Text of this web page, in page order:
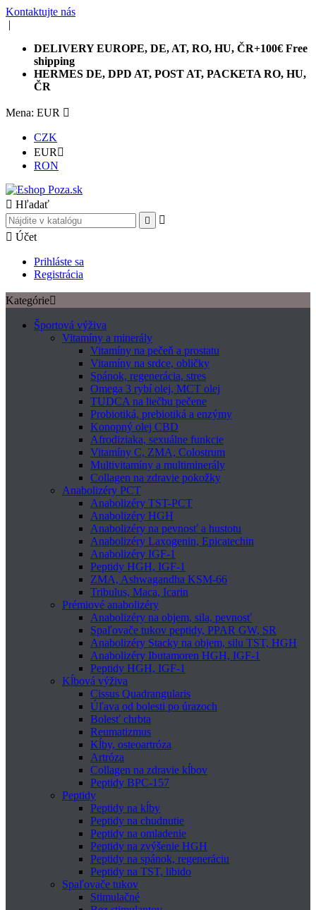
Kontaktujte nás
|
DELIVERY EUROPE, DE, AT, RO, HU, ČR+100€ Free
shipping
HERMES DE, DPD AT, POST AT, PACKETA RO, HU,
ČR
Mena: EUR 
CZK
EUR 
RON
 Hľadať


 Účet
Prihláste sa
Registrácia
Kategórie
Športová výživa
Vitamíny a minerály
Vitamíny na pečeň a prostatu
Vitamíny na srdce, obličky
Spánok, regenerácia, stres
Omega 3 rybí olej, MCT olej
TUDCA na liečbu pečene
Probiotiká, prebiotiká a enzýmy
Konopný olej CBD
Afrodiziaka, sexuálne funkcie
Vitamíny C, ZMA, Colostrum
Multivitamíny a multiminerály
Collagen na zdravie pokožky
Anabolizéry PCT
Anabolizéry TST-PCT
Anabolizéry HGH
Anabolizéry na pevnosť a hustotu
Anabolizéry Laxogenin, Epicatechin
Anabolizéry IGF-1
Peptidy HGH, IGF-1
ZMA, Ashwagandha KSM-66
Tribulus, Maca, Icarin
Prémiové anabolizéry
Anabolizéry na objem, sila, pevnosť
Spaľovače tukov peptidy, PPAR GW, SR
Anabolizéry Stacky na objem, silu TST, HGH
Anabolizéry Ibutamoren HGH, IGF-1
Peptidy HGH, IGF-1
Kĺbová výživa
Cissus Quadrangularis
Úľava od bolesti po úrazoch
Bolesť chrbta
Reumatizmus
Kĺby, osteoartróza
Artróza
Collagen na zdravie kĺbov
Peptidy BPC-157
Peptidy
Peptidy na kĺby
Peptidy na chudnutie
Peptidy na omladenie
Peptidy na zvýšenie HGH
Peptidy na spánok, regeneráciu
Peptidy na TST, libido
Spaľovače tukov
Stimulačné